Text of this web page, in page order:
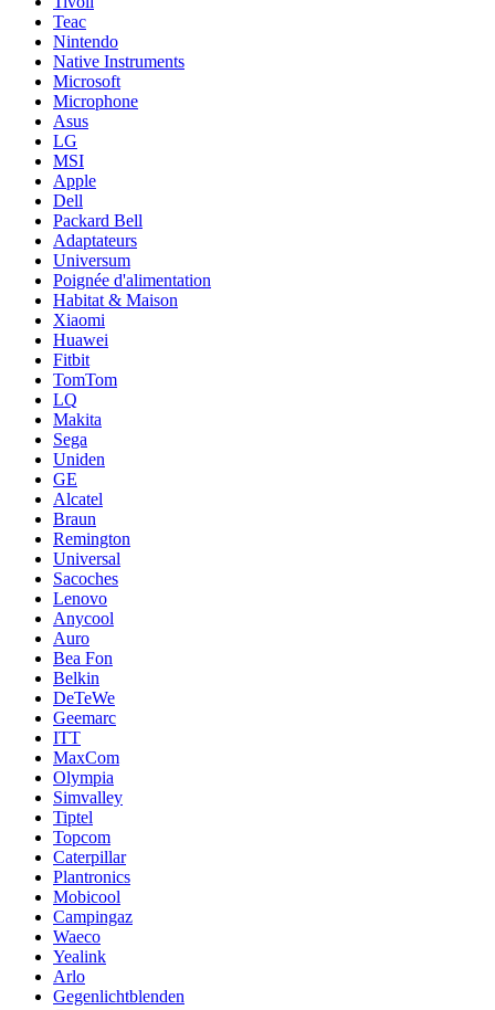
Teac
Nintendo
Native Instruments
Microsoft
Microphone
Asus
LG
MSI
Apple
Dell
Packard Bell
Adaptateurs
Universum
Poignée d'alimentation
Habitat & Maison
Xiaomi
Huawei
Fitbit
TomTom
LQ
Makita
Sega
Uniden
GE
Alcatel
Braun
Remington
Universal
Sacoches
Lenovo
Anycool
Auro
Bea Fon
Belkin
DeTeWe
Geemarc
ITT
MaxCom
Olympia
Simvalley
Tiptel
Topcom
Caterpillar
Plantronics
Mobicool
Campingaz
Waeco
Yealink
Arlo
Gegenlichtblenden